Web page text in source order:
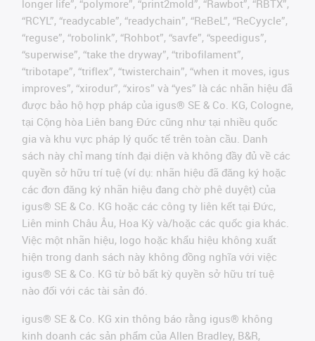
longer life”, “polymore”, “print2mold”, “Rawbot”, “RBTX”,
“RCYL”, “readycable”, “readychain”, “ReBeL”, “ReCyycle”,
“reguse”, “robolink”, “Rohbot”, “savfe”, “speedigus”,
“superwise”, “take the dryway”, “tribofilament”,
“tribotape”, “triflex”, “twisterchain”, “when it moves, igus
improves”, “xirodur”, “xiros” và “yes” là các nhãn hiệu đã
được bảo hộ hợp pháp của igus® SE & Co. KG, Cologne,
tại Cộng hòa Liên bang Đức cũng như tại nhiều quốc
gia và khu vực pháp lý quốc tế trên toàn cầu. Danh
sách này chỉ mang tính đại diện và không đầy đủ về các
quyền sở hữu trí tuệ (ví dụ: nhãn hiệu đã đăng ký hoặc
các đơn đăng ký nhãn hiệu đang chờ phê duyệt) của
igus® SE & Co. KG hoặc các công ty liên kết tại Đức,
Liên minh Châu Âu, Hoa Kỳ và/hoặc các quốc gia khác.
Việc một nhãn hiệu, logo hoặc khẩu hiệu không xuất
hiện trong danh sách này không đồng nghĩa với việc
igus® SE & Co. KG từ bỏ bất kỳ quyền sở hữu trí tuệ
nào đối với các tài sản đó.
igus® SE & Co. KG xin thông báo rằng igus® không
kinh doanh các sản phẩm của Allen Bradley, B&R,